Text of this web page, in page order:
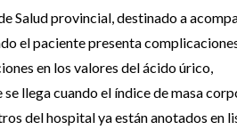
Salud provincial, destinado a
el paciente presenta
en los valores del ácido úrico,
llega cuando el índice de masa
del hospital ya están anotados en